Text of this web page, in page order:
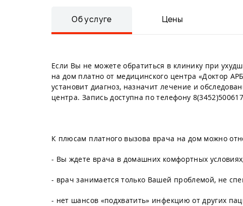
Об услуге Цены
Если Вы не можете обратиться в клинику при
на дом платно от медицинского центра «Доктор
установит диагноз, назначит лечение и
центра. Запись доступна по телефону
К плюсам платного вызова врача на дом можно
- Вы ждете врача в домашних комфортных
- врач занимается только Вашей проблемой, не
- нет шансов «подхватить» инфекцию от других